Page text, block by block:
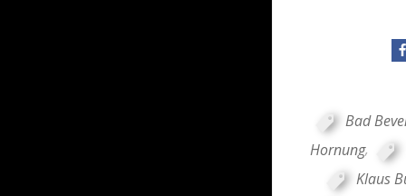
Bad
Hornung,
Klaus